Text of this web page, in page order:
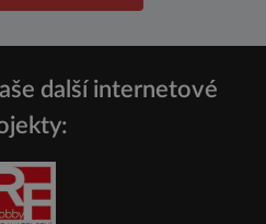
další internetové